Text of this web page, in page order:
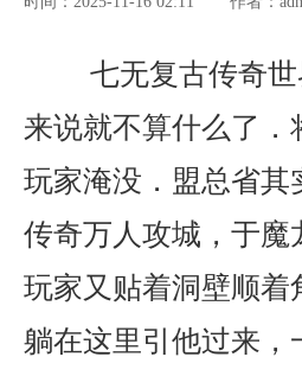
七无复古传奇世
来说就不算什么了
玩家淹没．盟总省
传奇万人攻城，于
玩家又贴着洞壁顺
躺在这里引他过来